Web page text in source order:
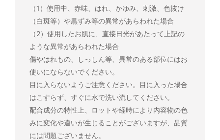
（1）使用中、赤味、はれ、かゆみ、刺激、色抜け
（白斑等）や黒ずみ等の異常があらわれた場合
（2）使用したお肌に、直接日光があたって上記の
ような異常があらわれた場合
傷やはれもの、しっしん等、異常のある部位にはお
使いにならないでください。
目に入らないようご注意ください。目に入った場合
はこすらず、すぐに水で洗い流してください。
配合成分の特性上、ロットや経時により内容物の色
みに変化や違いが生じることがございますが、品質
には問題ございません。